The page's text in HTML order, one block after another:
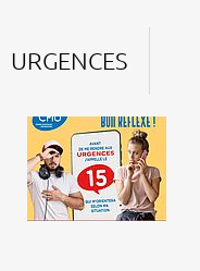
URGENCES